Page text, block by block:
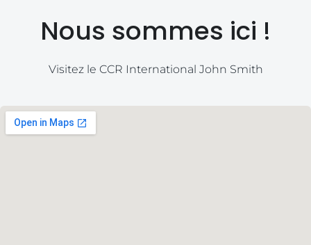
Nous sommes ici !
Visitez le CCR International John Smith